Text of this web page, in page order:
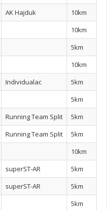
AK Hajduk
10km
10km
5km
10km
Individualac
5km
5km
Running Team Split
5km
Running Team Split
5km
10km
superST-AR
5km
superST-AR
5km
5km